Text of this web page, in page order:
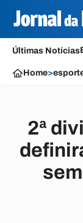
Últimas Notícias
Home>
2ª